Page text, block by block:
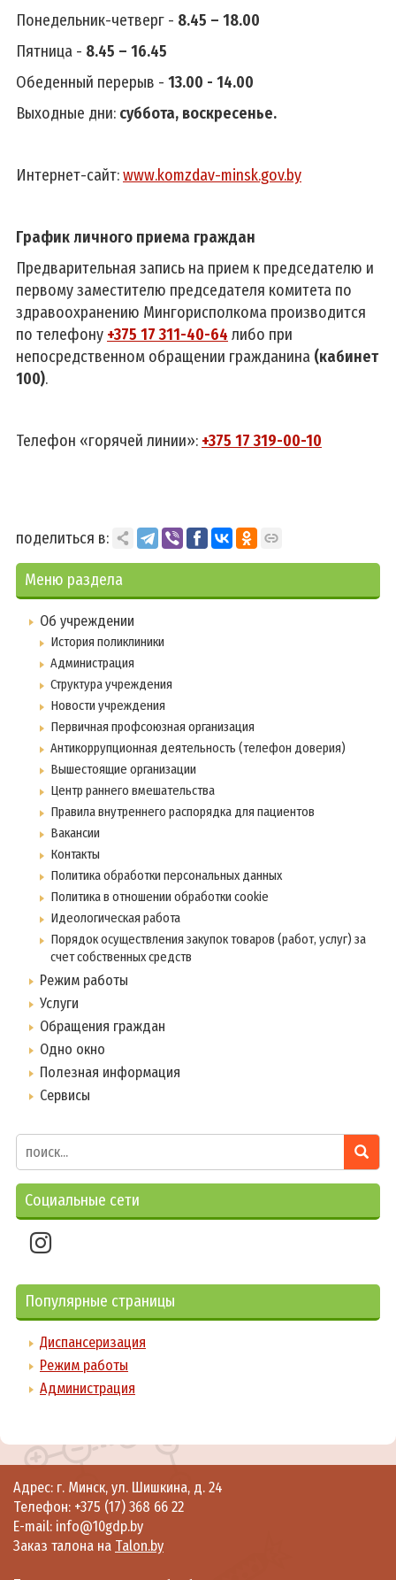
Понедельник-четверг - 8.45 – 18.00
Пятница - 8.45 – 16.45
Обеденный перерыв - 13.00 - 14.00
Выходные дни: суббота, воскресенье.
Интернет-сайт:www.komzdav-minsk.gov.by
График личного приема граждан
Предварительная запись на прием к председателю и
первому заместителю председателя комитета по
здравоохранению Мингорисполкома производится
по телефону +375 17 311-40-64 либо при
непосредственном обращении гражданина (кабинет
100).
Телефон «горячей линии»: +375 17 319-00-10
поделиться в:
Меню раздела
Об учреждении
История поликлиники
Администрация
Структура учреждения
Новости учреждения
Первичная профсоюзная организация
Антикоррупционная деятельность (телефон доверия)
Вышестоящие организации
Центр раннего вмешательства
Правила внутреннего распорядка для пациентов
Вакансии
Контакты
Политика обработки персональных данных
Политика в отношении обработки cookie
Идеологическая работа
Порядок осуществления закупок товаров (работ, услуг) за
счет собственных средств
Режим работы
Услуги
Обращения граждан
Одно окно
Полезная информация
Сервисы
Социальные сети
Популярные страницы
Диспансеризация
Режим работы
Администрация
Адрес: г. Минск, ул. Шишкина, д. 24
Телефон: +375 (17) 368 66 22
E-mail: info@10gdp.by
Заказ талона на Talon.by